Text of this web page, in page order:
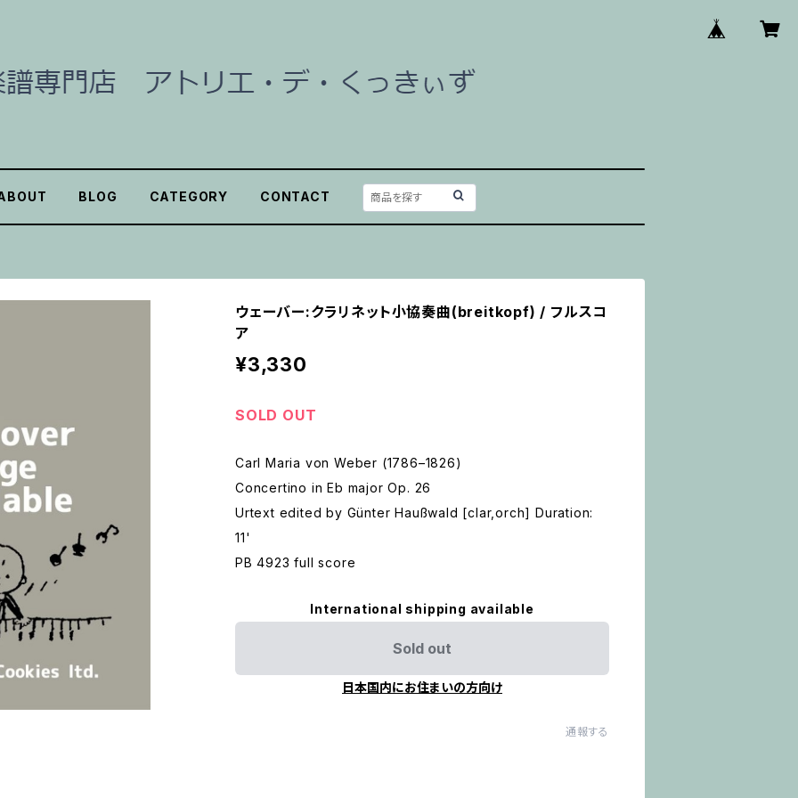
BLOG CATEGORY CONTACT
ウェーバー:クラリネット小協奏曲(breitkopf) / フルスコ
ア
¥3,330
SOLD OUT
Carl Maria von Weber (1786–1826)
Concertino in Eb major Op. 26
Urtext edited by Günter Haußwald [clar,orch] Duration:
11'
PB 4923 full score
International shipping available
Sold out
日本国内にお住まいの方向け
通報する